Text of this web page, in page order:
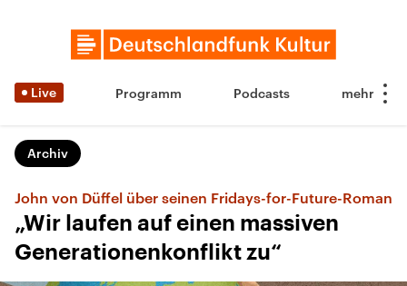
Live Programm Podcasts
Archiv
John von Düffel über seinen Fridays-for-Future-Roman
„Wir laufen auf einen massiven
Generationenkonflikt zu“